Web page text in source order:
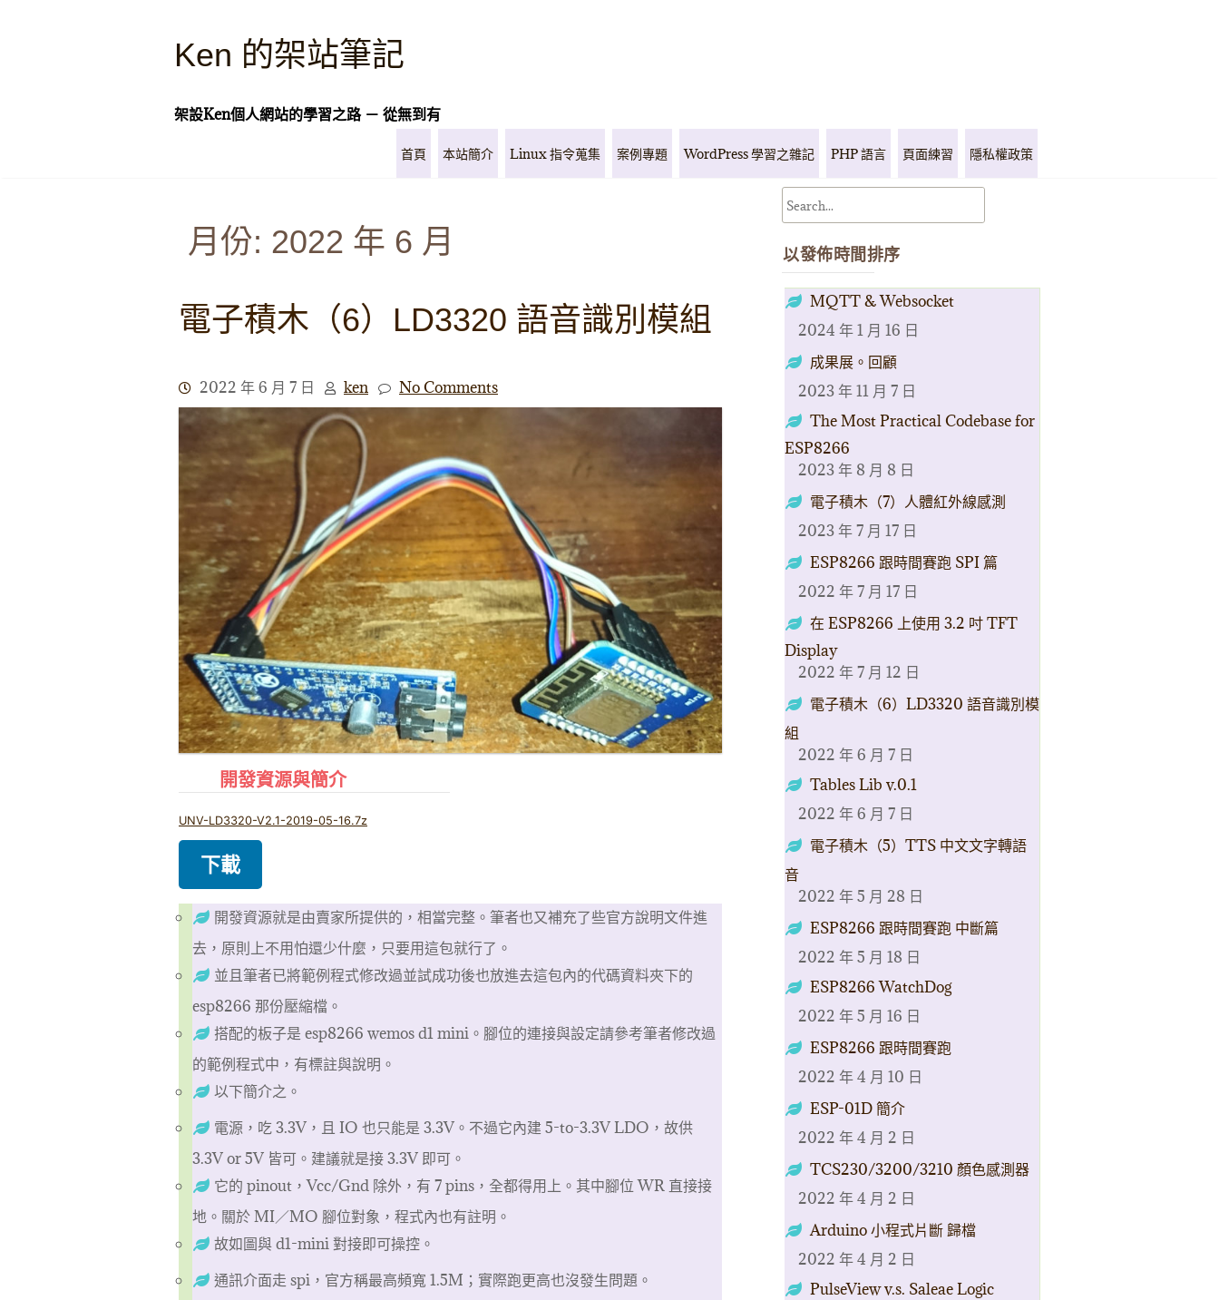
Ken 的架站筆記
架設Ken個人網站的學習之路 － 從無到有
首頁 本站簡介 Linux 指令蒐集 案例專題 WordPress 學習之雜記 PHP 語言 頁面練習 隱私權政策
月份: 2022 年 6 月
電子積木（6）LD3320 語音識別模組
2022 年 6 月 7 日 ken No Comments
開發資源與簡介
UNV-LD3320-V2.1-2019-05-16.7z
下載
開發資源就是由賣家所提供的，相當完整。筆者也又補充了些官方說明文件進
去，原則上不用怕還少什麼，只要用這包就行了。
並且筆者已將範例程式修改過並試成功後也放進去這包內的代碼資料夾下的
esp8266 那份壓縮檔。
搭配的板子是 esp8266 wemos d1 mini。腳位的連接與設定請參考筆者修改過
的範例程式中，有標註與說明。
以下簡介之。
電源，吃 3.3V，且 IO 也只能是 3.3V。不過它內建 5-to-3.3V LDO，故供
3.3V or 5V 皆可。建議就是接 3.3V 即可。
它的 pinout，Vcc/Gnd 除外，有 7 pins，全都得用上。其中腳位 WR 直接接
地。關於 MI／MO 腳位對象，程式內也有註明。
故如圖與 d1-mini 對接即可操控。
通訊介面走 spi，官方稱最高頻寬 1.5M；實際跑更高也沒發生問題。
以發佈時間排序
MQTT & Websocket
2024 年 1 月 16 日
成果展。回顧
2023 年 11 月 7 日
The Most Practical Codebase for
ESP8266
2023 年 8 月 8 日
電子積木（7）人體紅外線感測
2023 年 7 月 17 日
ESP8266 跟時間賽跑 SPI 篇
2022 年 7 月 17 日
在 ESP8266 上使用 3.2 吋 TFT
Display
2022 年 7 月 12 日
電子積木（6）LD3320 語音識別模
組
2022 年 6 月 7 日
Tables Lib v.0.1
2022 年 6 月 7 日
電子積木（5）TTS 中文文字轉語
音
2022 年 5 月 28 日
ESP8266 跟時間賽跑 中斷篇
2022 年 5 月 18 日
ESP8266 WatchDog
2022 年 5 月 16 日
ESP8266 跟時間賽跑
2022 年 4 月 10 日
ESP-01D 簡介
2022 年 4 月 2 日
TCS230/3200/3210 顏色感測器
2022 年 4 月 2 日
Arduino 小程式片斷 歸檔
2022 年 4 月 2 日
PulseView v.s. Saleae Logic